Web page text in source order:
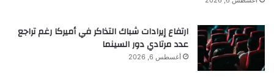
ارتفاع إيرادات شباك التذاكر في أميركا رغم تراجع
عدد مرتادي دور السينما
أغسطس 6, 2026